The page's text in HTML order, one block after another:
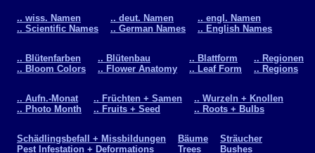
.. wiss. Namen
.. Scientific Names
.. deut. Namen
.. German Names
.. engl. Namen
.. English Names
.. Blütenfarben
.. Bloom Colors
.. Blütenbau
.. Flower Anatomy
.. Blattform
.. Leaf Form
.. Regionen
.. Regions
.. Aufn.-Monat
.. Photo Month
.. Früchten + Samen
.. Fruits + Seed
.. Wurzeln + Knollen
.. Roots + Bulbs
Schädlingsbefall + Missbildungen
Pest Infestation + Deformations
Bäume
Trees
Sträucher
Bushes